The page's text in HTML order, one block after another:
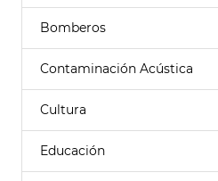
Bomberos
Contaminación Acústica
Cultura
Educación